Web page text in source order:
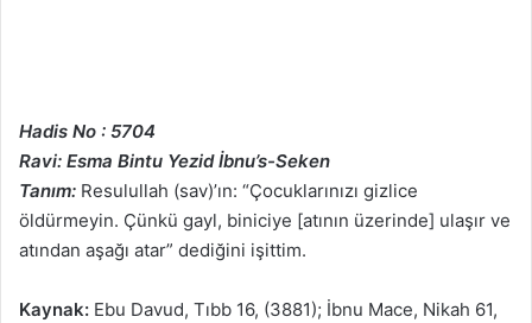
Hadis No : 5704
Ravi: Esma Bintu Yezid İbnu’s-Seken
Tanım: Resulullah (sav)’ın: “Çocuklarınızı gizlice
öldürmeyin. Çünkü gayl, biniciye [atının üzerinde] ulaşır ve
atından aşağı atar” dediğini işittim.
Kaynak: Ebu Davud, Tıbb 16, (3881); İbnu Mace, Nikah 61,